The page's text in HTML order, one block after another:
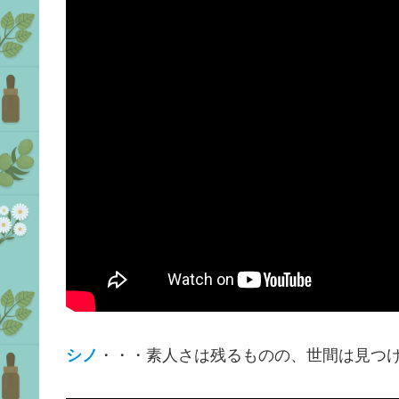
シノ ・・・素人さは残るものの、世間は見つ